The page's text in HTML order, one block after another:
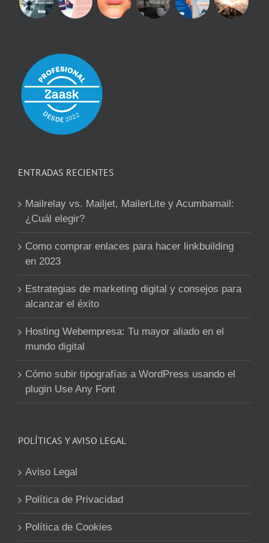
ENTRADAS RECIENTES
Mailrelay vs. Mailjet, MailerLite y Acumbamail:
¿Cuál elegir?
Como comprar enlaces para hacer linkbuilding
en 2023
Estrategias de marketing digital y consejos para
alcanzar el éxito
Hosting Webempresa: Tu mayor aliado en el
mundo digital
Cómo subir tipografías a WordPress usando el
plugin Use Any Font
POLÍTICAS Y AVISO LEGAL
Aviso Legal
Política de Privacidad
Política de Cookies